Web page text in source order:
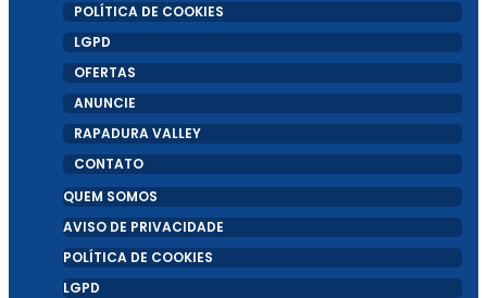
POLÍTICA DE COOKIES
LGPD
OFERTAS
ANUNCIE
RAPADURA VALLEY
CONTATO
QUEM SOMOS
AVISO DE PRIVACIDADE
POLÍTICA DE COOKIES
LGPD